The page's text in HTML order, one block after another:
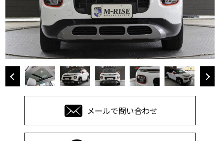
メールで問い合わせ